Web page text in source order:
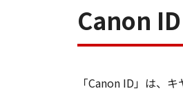
Canon
「Canon ID」は、